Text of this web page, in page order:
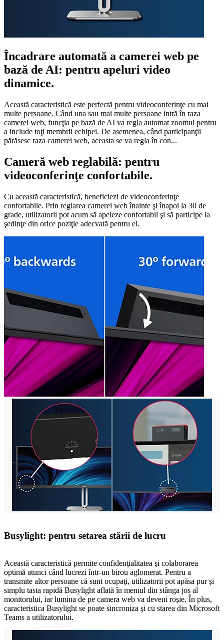
Încadrare automată a camerei web pe
bază de AI: pentru apeluri video
dinamice.
Această caracteristică este perfectă pentru videoconferinţe cu mai
multe persoane. Când una sau mai multe persoane intră în raza
camerei web, funcţia pe bază de AI va regla automat zoomul pentru
a include toţi membrii echipei. De asemenea, când participanţii
părăsesc raza camerei web, aceasta se va regla în con...
Cameră web reglabilă: pentru
videoconferinţe confortabile.
Cu această caracteristică, beneficiezi de videoconferinţe
confortabile. Prin reglarea camerei web înainte şi înapoi la 30 de
grade, utilizatorii pot acum să apeleze confortabil şi să participe la
şedinţe din orice poziţie adecvată pentru ei.
Busylight: pentru setarea stării de lucru
Această caracteristică permite confidenţialitatea şi colaborarea
optimă atunci când lucrezi într-un birou aglomerat. Pentru a
transmite altor persoane că sunt ocupaţi, utilizatorii pot apăsa pur şi
simplu tasta rapidă Busylight aflată în meniul din stânga jos al
monitorului, iar lumina de pe camera web va deveni roşie. În plus,
caracteristica Busylight se poate sincroniza şi cu starea din Microsoft
Teams a utilizatorului.